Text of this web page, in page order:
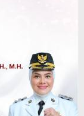
Ditempa